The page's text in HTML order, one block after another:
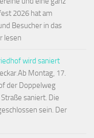
2026 hat am
Besucher in das
lesen
wird saniert
Montag, 17.
der Doppelweg
saniert. Die
sein. Der